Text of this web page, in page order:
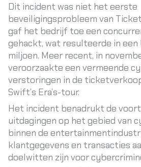
Dit incident was niet het eerste
beveiligingsprobleem van
gaf het bedrijf toe een
gehackt, wat resulteerde in een
miljoen. Meer recent, in
veroorzaakte een vermeende
verstoringen in de
Swift’s Era’s-tour.
Het incident benadrukt de
uitdagingen op het gebied van
binnen de
klantgegevens en transacties
doelwitten zijn voor